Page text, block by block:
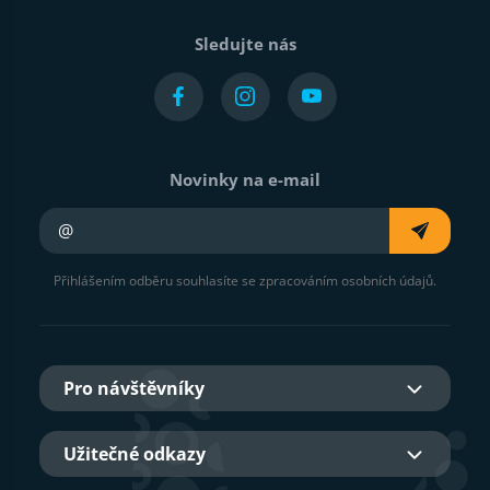
Sledujte nás
Novinky na e-mail
Přihlášením odběru souhlasíte se zpracováním osobních údajů.
Pro návštěvníky
Užitečné odkazy